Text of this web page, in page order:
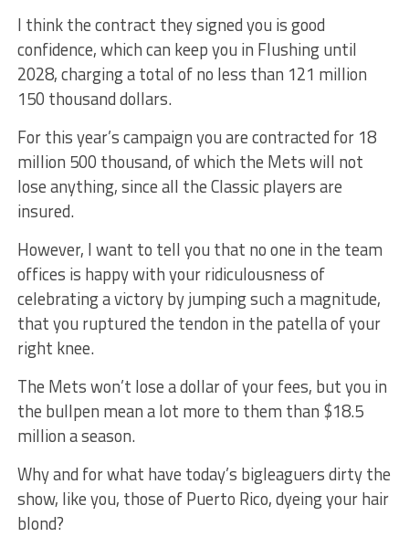
I think the contract they signed you is good
confidence, which can keep you in Flushing until
2028, charging a total of no less than 121 million
150 thousand dollars.
For this year’s campaign you are contracted for 18
million 500 thousand, of which the Mets will not
lose anything, since all the Classic players are
insured.
However, I want to tell you that no one in the team
offices is happy with your ridiculousness of
celebrating a victory by jumping such a magnitude,
that you ruptured the tendon in the patella of your
right knee.
The Mets won’t lose a dollar of your fees, but you in
the bullpen mean a lot more to them than $18.5
million a season.
Why and for what have today’s bigleaguers dirty the
show, like you, those of Puerto Rico, dyeing your hair
blond?